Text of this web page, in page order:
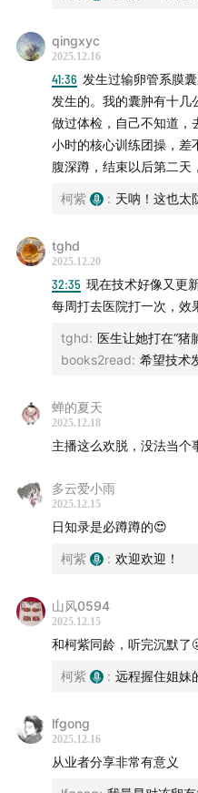
/ 听友群 /
信「bbpark2016」，并提
绍、和日谈的故事等等，
日就会拉你入群啦，进群后
/ 商务合作 /
欢迎发邮件至
qingxyc
2025.12.16
41:36 发生过输卵管系膜
发生的。我的囊肿有十几
做过体检，自己不知道，
小时的核心训练团操，差
腹深蹲，结束以后第二
柯紫 : 天呐！这也太
tghd
2025.12.20
32:35 现在技术好像又更
每周打去医院打一次，效
tghd: 医生让她打在“猪
books2read: 希望技术
蝉的夏天
2025.12.18
主播这么欢脱，没法当个
多云爱小雨
2025.12.15
日知录是必蹲蹲的😍
柯紫 : 欢迎欢迎！
山风0594
2025.12.15
和柯紫同龄，听完沉默了
柯紫 : 远程握住姐妹
lfgong
2025.12.16
从业者分享非常有意义